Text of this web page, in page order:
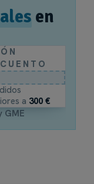
en
a 300 €
GME